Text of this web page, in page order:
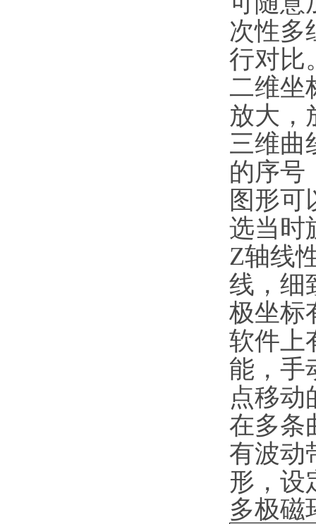
次性多
行对比
二维坐
放大，
三维曲
的序号
图形可
选当时
Z轴线
线，细
极坐标
软件上
能，手
点移动
在多条
有波动
形，设
多极磁